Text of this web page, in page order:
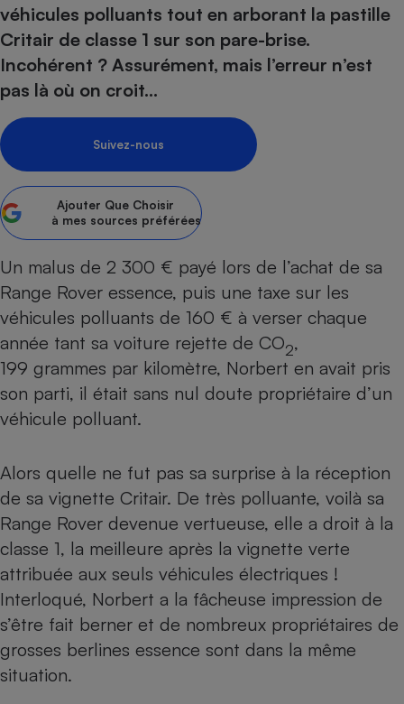
véhicules polluants tout en arborant la pastille
Critair de classe 1 sur son pare-brise.
Incohérent ? Assurément, mais l’erreur n’est
pas là où on croit…
Suivez-nous
Ajouter Que Choisir
à mes sources préférées
Un malus de 2 300 € payé lors de l’achat de sa
Range Rover essence, puis une taxe sur les
véhicules polluants de 160 € à verser chaque
année tant sa voiture rejette de CO2,
199 grammes par kilomètre, Norbert en avait pris
son parti, il était sans nul doute propriétaire d’un
véhicule polluant.
Alors quelle ne fut pas sa surprise à la réception
de sa vignette Critair. De très polluante, voilà sa
Range Rover devenue vertueuse, elle a droit à la
classe 1, la meilleure après la vignette verte
attribuée aux seuls véhicules électriques !
Interloqué, Norbert a la fâcheuse impression de
s’être fait berner et de nombreux propriétaires de
grosses berlines essence sont dans la même
situation.
Sécurité - Hygiène
bouteille
Assurance
Banque - Crédit
Epargne - Fiscalité
Assurance emprunteur
Banque
Circulation routière
Contrôle technique -
Pièce détachée
Comparateur auto
Supermarché - Drive
Comparatif plaque à
Comparatif hotte
Comparatif cafetière
Comparatif robot cuiseur
Comparatif centrale
Gros électroménager
Comparatif barre de son
Comparatif imprimante
Image et son
Informatique
Internet
Téléphonie
Téléviseur
Crédit immobilier
Comparatif poêle à
Comparatif radiateur
Bricolage - Jardinage
Chauffage
Produit d'entretien
Sécurité domestique
Matelas
Mutuelle
Antimoustique
Maison de retraite
Retraite
Choisir son fioul
Choisir son pellet
Comparateur assurance emprunteur
Energie Moins Chère Ensemble
Tous les comparateurs
Toutes les cartes interactives
Speedtest - Testez le débit de votre
connexion Internet